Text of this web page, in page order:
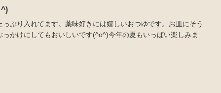
(^ｏ^)
ぷり入れてます。薬味好きには嬉しいおつゆです。お皿にそう
かけにしてもおいしいです(^o^)今年の夏もいっぱい楽しみま